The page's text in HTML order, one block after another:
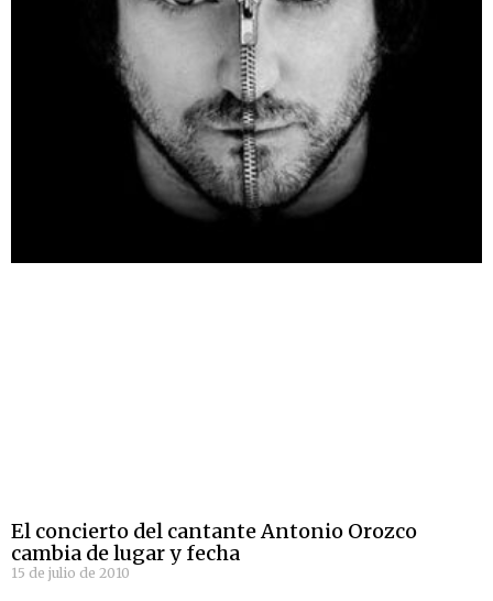
El concierto del cantante Antonio Orozco
cambia de lugar y fecha
15 de julio de 2010